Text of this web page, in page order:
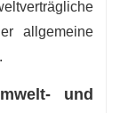
allgemeine
und